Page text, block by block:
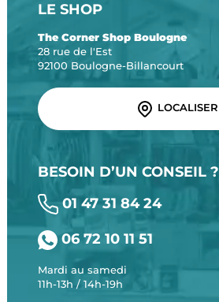
LE SHOP
The Corner Shop Boulogne
28 rue de l'Est
92100 Boulogne-Billancourt
LOCALISER
BESOIN D’UN CONSEIL ?
01 47 31 84 24
06 72 10 11 51
Mardi au samedi
11h-13h / 14h-19h